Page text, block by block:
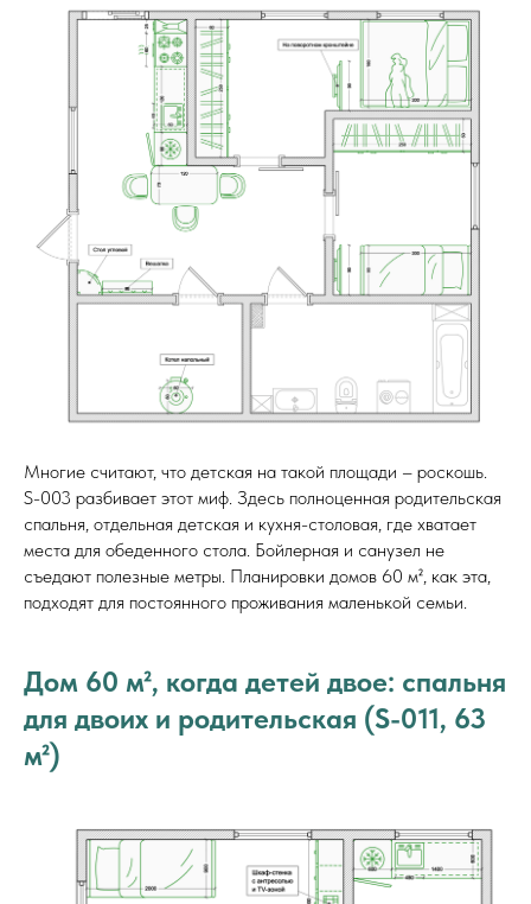
Многие считают, что детская на такой площади – роскошь.
S-003 разбивает этот миф. Здесь полноценная родительская
спальня, отдельная детская и кухня-столовая, где хватает
места для обеденного стола. Бойлерная и санузел не
съедают полезные метры. Планировки домов 60 м², как эта,
подходят для постоянного проживания маленькой семьи.
Дом 60 м², когда детей двое: спальня
для двоих и родительская (S-011, 63
м²)